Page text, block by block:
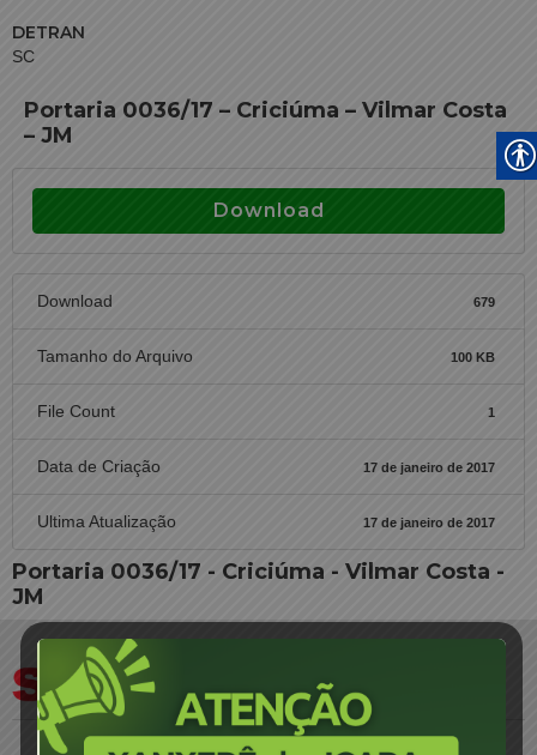
DETRAN
SC
Portaria 0036/17 – Criciúma – Vilmar Costa
– JM
Download
Download 679
Tamanho do Arquivo 100 KB
File Count 1
Data de Criação 17 de janeiro de 2017
Ultima Atualização 17 de janeiro de 2017
Portaria 0036/17 - Criciúma - Vilmar Costa -
JM